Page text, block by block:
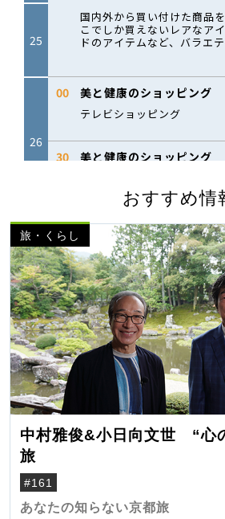
おすすめ情
旅・くらし
中村雅俊&小日向文世 “心
旅
#161
あなたの知らない京都旅